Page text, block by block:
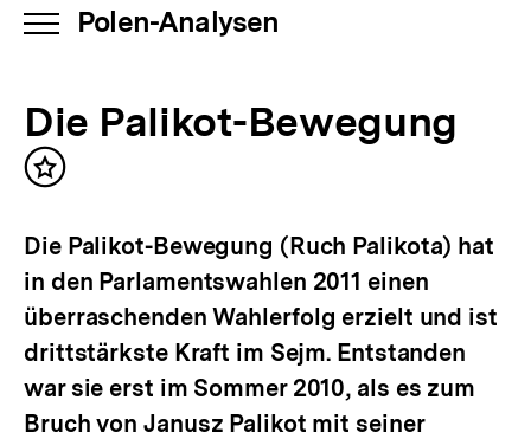
Polen-
Analysen
INHALTSNAVIGATION
Polen-Analysen
Die Palikot-Bewegung
Inhalt
Die Palikot-Bewegung (Ruch Palikota) hat
in den Parlamentswahlen 2011 einen
überraschenden Wahlerfolg erzielt und ist
drittstärkste Kraft im Sejm. Entstanden
war sie erst im Sommer 2010, als es zum
Bruch von Janusz Palikot mit seiner